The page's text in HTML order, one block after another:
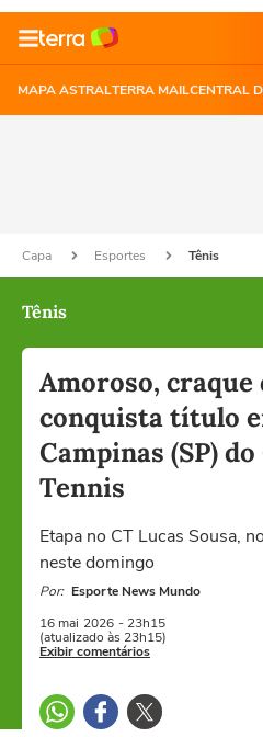
MAPA ASTRALTERRA MAILCENTRAL
Capa Esportes Tênis
Tênis
Amoroso, craque
conquista título
Campinas (SP)
Tennis
Etapa no CT Lucas Sousa,
neste domingo
Por: Esporte News Mundo
16 mai 2026 - 23h15
(atualizado às 23h15)
Exibir comentários